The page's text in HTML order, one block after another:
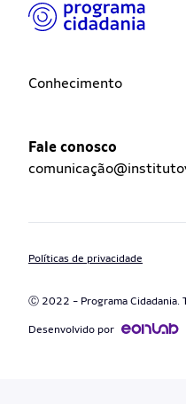
Conhecimento
Fale conosco
Ⓒ 2022 - Programa Cidadania.
Políticas de privacidade
Desenvolvido por